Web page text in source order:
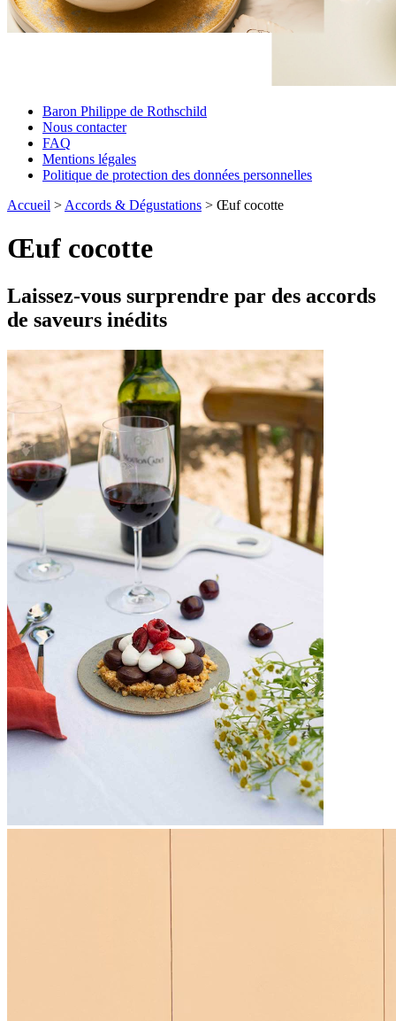
Baron Philippe de Rothschild
Nous contacter
FAQ
Mentions légales
Politique de protection des données personnelles
Accueil > Accords & Dégustations > Œuf cocotte
Œuf cocotte
Laissez-vous surprendre par des accords
de saveurs inédits